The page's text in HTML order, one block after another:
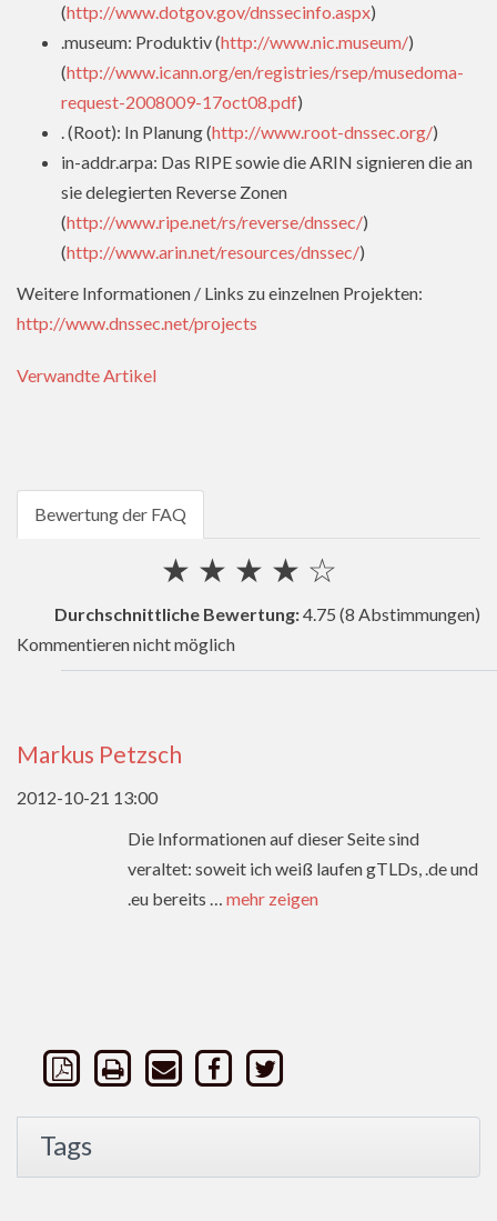
(http://www.dotgov.gov/dnssecinfo.aspx)
.museum: Produktiv (http://www.nic.museum/)
(http://www.icann.org/en/registries/rsep/musedoma-
request-2008009-17oct08.pdf)
. (Root): In Planung (http://www.root-dnssec.org/)
in-addr.arpa: Das RIPE sowie die ARIN signieren die an
sie delegierten Reverse Zonen
(http://www.ripe.net/rs/reverse/dnssec/)
(http://www.arin.net/resources/dnssec/)
Weitere Informationen / Links zu einzelnen Projekten:
http://www.dnssec.net/projects
Verwandte Artikel
Bewertung der FAQ
☆
★
★
★
★
Durchschnittliche Bewertung:4.75 (8 Abstimmungen)
Kommentieren nicht möglich
Markus Petzsch
2012-10-21 13:00
Die Informationen auf dieser Seite sind
veraltet: soweit ich weiß laufen gTLDs, .de und
.eu bereits … mehr zeigen
Tags